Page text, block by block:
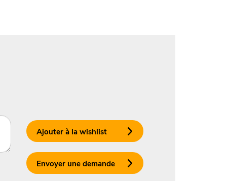
Ajouter à la wishlist
Envoyer une demande